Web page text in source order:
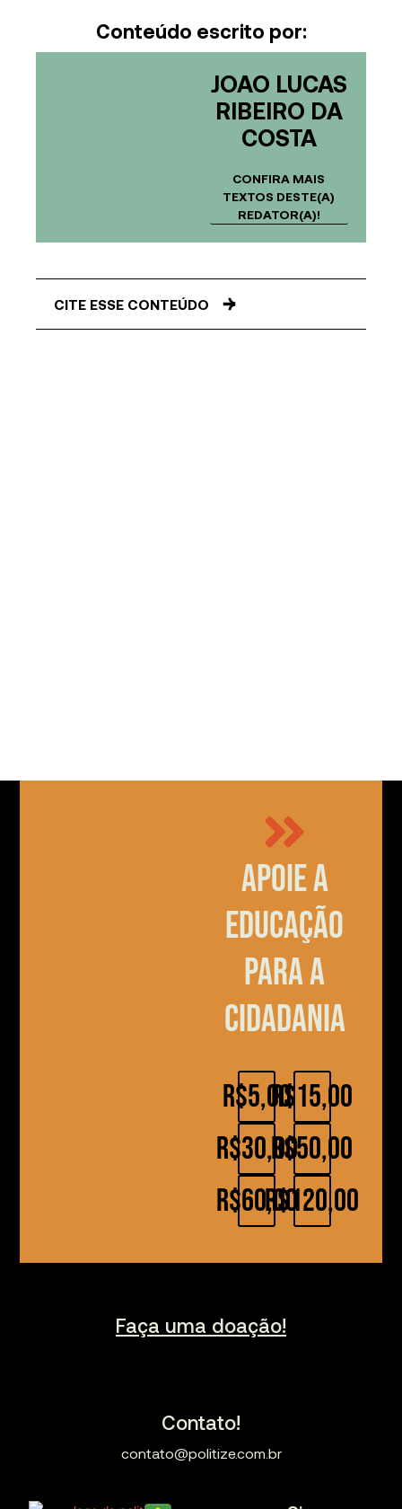
Conteúdo escrito por:
JOAO LUCAS
RIBEIRO DA
COSTA
CONFIRA MAIS
TEXTOS DESTE(A)
REDATOR(A)!
CITE ESSE CONTEÚDO
Apoie a
educação
para a
cidadania
R$5,00
R$30,00
R$60,00
R$15,00
R$50,00
R$120,00
Faça uma doação!
Contato!
contato@politize.com.br